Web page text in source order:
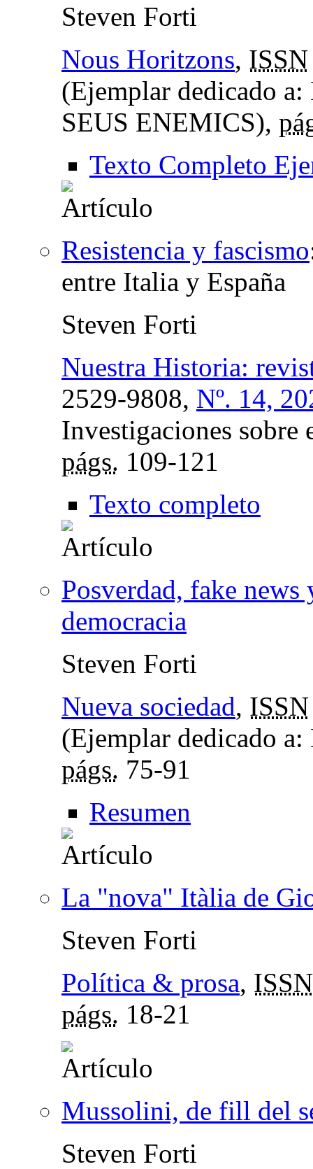
Steven Forti
Nous Horitzons, ISSN
(Ejemplar dedicado
SEUS ENEMICS),
Texto Completo
Resistencia y fascismo
entre Italia y España
Steven Forti
Nuestra Historia:
2529-9808, Nº. 14,
Investigaciones sobre
págs. 109-121
Texto completo
Posverdad, fake news
democracia
Steven Forti
Nueva sociedad, ISSN
(Ejemplar dedicado a:
págs. 75-91
Resumen
La "nova" Itàlia de
Steven Forti
Política & prosa, ISSN
págs. 18-21
Mussolini, de fill del
Steven Forti